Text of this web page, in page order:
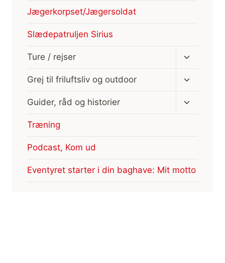
Jægerkorpset/Jægersoldat
Slædepatruljen Sirius
Ture / rejser
Skift
Grej til friluftsliv og outdoor
Skift
Guider, råd og historier
Skift
Træning
Podcast, Kom ud
Eventyret starter i din baghave: Mit motto